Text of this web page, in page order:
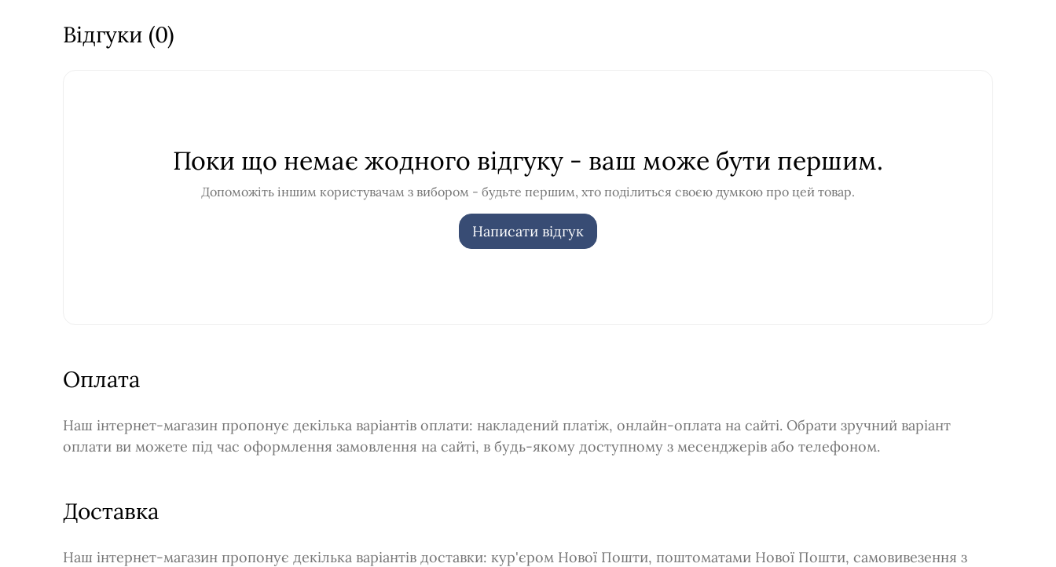
Відгуки (0)
Поки що немає жодного відгуку - ваш може бути першим.
Допоможіть іншим користувачам з вибором - будьте першим, хто поділиться своєю думкою про цей товар.
Написати відгук
Оплата
Наш інтернет-магазин пропонує декілька варіантів оплати: накладений платіж, онлайн-оплата на сайті. Обрати зручний варіант
оплати ви можете під час оформлення замовлення на сайті, в будь-якому доступному з месенджерів або телефоном.
Доставка
Наш інтернет-магазин пропонує декілька варіантів доставки: кур'єром Нової Пошти, поштоматами Нової Пошти, самовивезення з